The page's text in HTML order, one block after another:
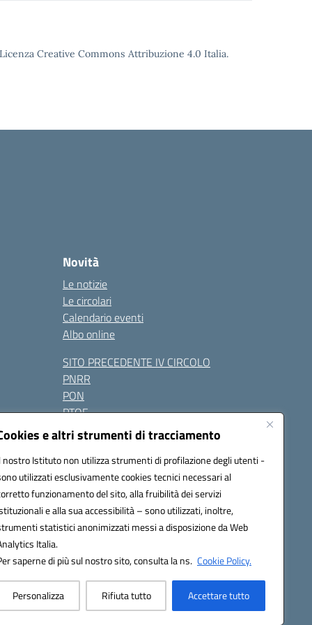
e altri strumenti di tracciamento
nostro Istituto non utilizza strumenti di profilazione degli utenti -
utilizzati esclusivamente cookies tecnici necessari al
funzionamento del sito, alla fruibilità dei servizi
e alla sua accessibilità – sono utilizzati, inoltre,
statistici anonimizzati messi a disposizione da Web
Italia.
saperne di più sul nostro sito, consulta la ns. Cookie Policy.
Personalizza Rifiuta tutto Accettare tutto
Creative Commons Attribuzione 4.0 Italia.
Novità
Le notizie
Le circolari
Calendario eventi
Albo online
SITO PRECEDENTE IV CIRCOLO
PNRR
PON
PTOF
Contatti
Seguici su:
- PEC: naic847006@pec.istruzione.it
elettronica (CUF): UFUAUC